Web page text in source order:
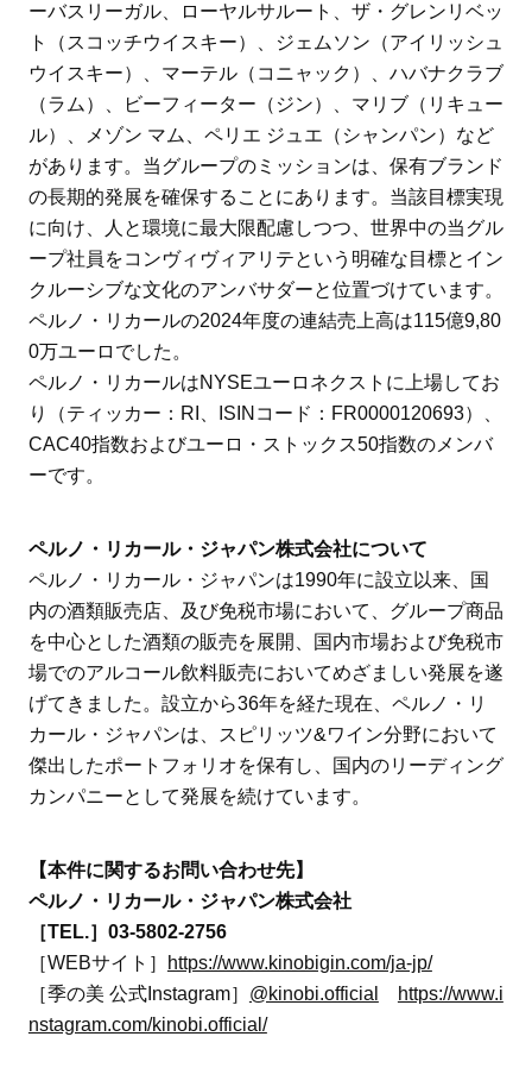
ーバスリーガル、ローヤルサルート、ザ・グレンリベッ
ト（スコッチウイスキー）、ジェムソン（アイリッシュ
ウイスキー）、マーテル（コニャック）、ハバナクラブ
（ラム）、ビーフィーター（ジン）、マリブ（リキュー
ル）、メゾン マム、ペリエ ジュエ（シャンパン）など
があります。当グループのミッションは、保有ブランド
の長期的発展を確保することにあります。当該目標実現
に向け、人と環境に最大限配慮しつつ、世界中の当グル
ープ社員をコンヴィヴィアリテという明確な目標とイン
クルーシブな文化のアンバサダーと位置づけています。
ペルノ・リカールの2024年度の連結売上高は115億9,80
0万ユーロでした。
ペルノ・リカールはNYSEユーロネクストに上場してお
り（ティッカー：RI、ISINコード：FR0000120693）、
CAC40指数およびユーロ・ストックス50指数のメンバ
ーです。
ペルノ・リカール・ジャパン株式会社について
ペルノ・リカール・ジャパンは1990年に設立以来、国
内の酒類販売店、及び免税市場において、グループ商品
を中心とした酒類の販売を展開、国内市場および免税市
場でのアルコール飲料販売においてめざましい発展を遂
げてきました。設立から36年を経た現在、ペルノ・リ
カール・ジャパンは、スピリッツ&ワイン分野において
傑出したポートフォリオを保有し、国内のリーディング
カンパニーとして発展を続けています。
【本件に関するお問い合わせ先】
ペルノ・リカール・ジャパン株式会社
［TEL.］03-5802-2756
［WEBサイト］
https://www.kinobigin.com/ja-jp/
［季の美 公式Instagram］ @kinobi.official
https://www.i
nstagram.com/kinobi.official/